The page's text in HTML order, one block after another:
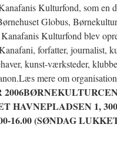
Kulturfond, som en
Globus,
Kulturfond blev
forfatter, journalist,
kunst-værksteder,
mere om
HAVNEPLADSEN 1,
16.00 (SØNDAG